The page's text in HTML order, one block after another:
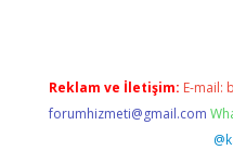
Reklam ve İletişim: E-mail:
forumhizmeti@gmail.com